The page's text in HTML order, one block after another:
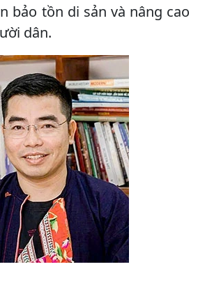
bảo tồn di sản và nâng cao
dân.